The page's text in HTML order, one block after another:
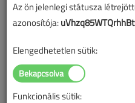
A vásárlással korlátlan
sikeres online elektronikus
aktiválódik. A hozzáférése
A rendeléshez kérjük, lépjen be!
Illetve, ha még nem tette
Az ön jelenlegi státusza
azonosítója:
Elengedhetetlen sütik:
Funkcionális sütik: